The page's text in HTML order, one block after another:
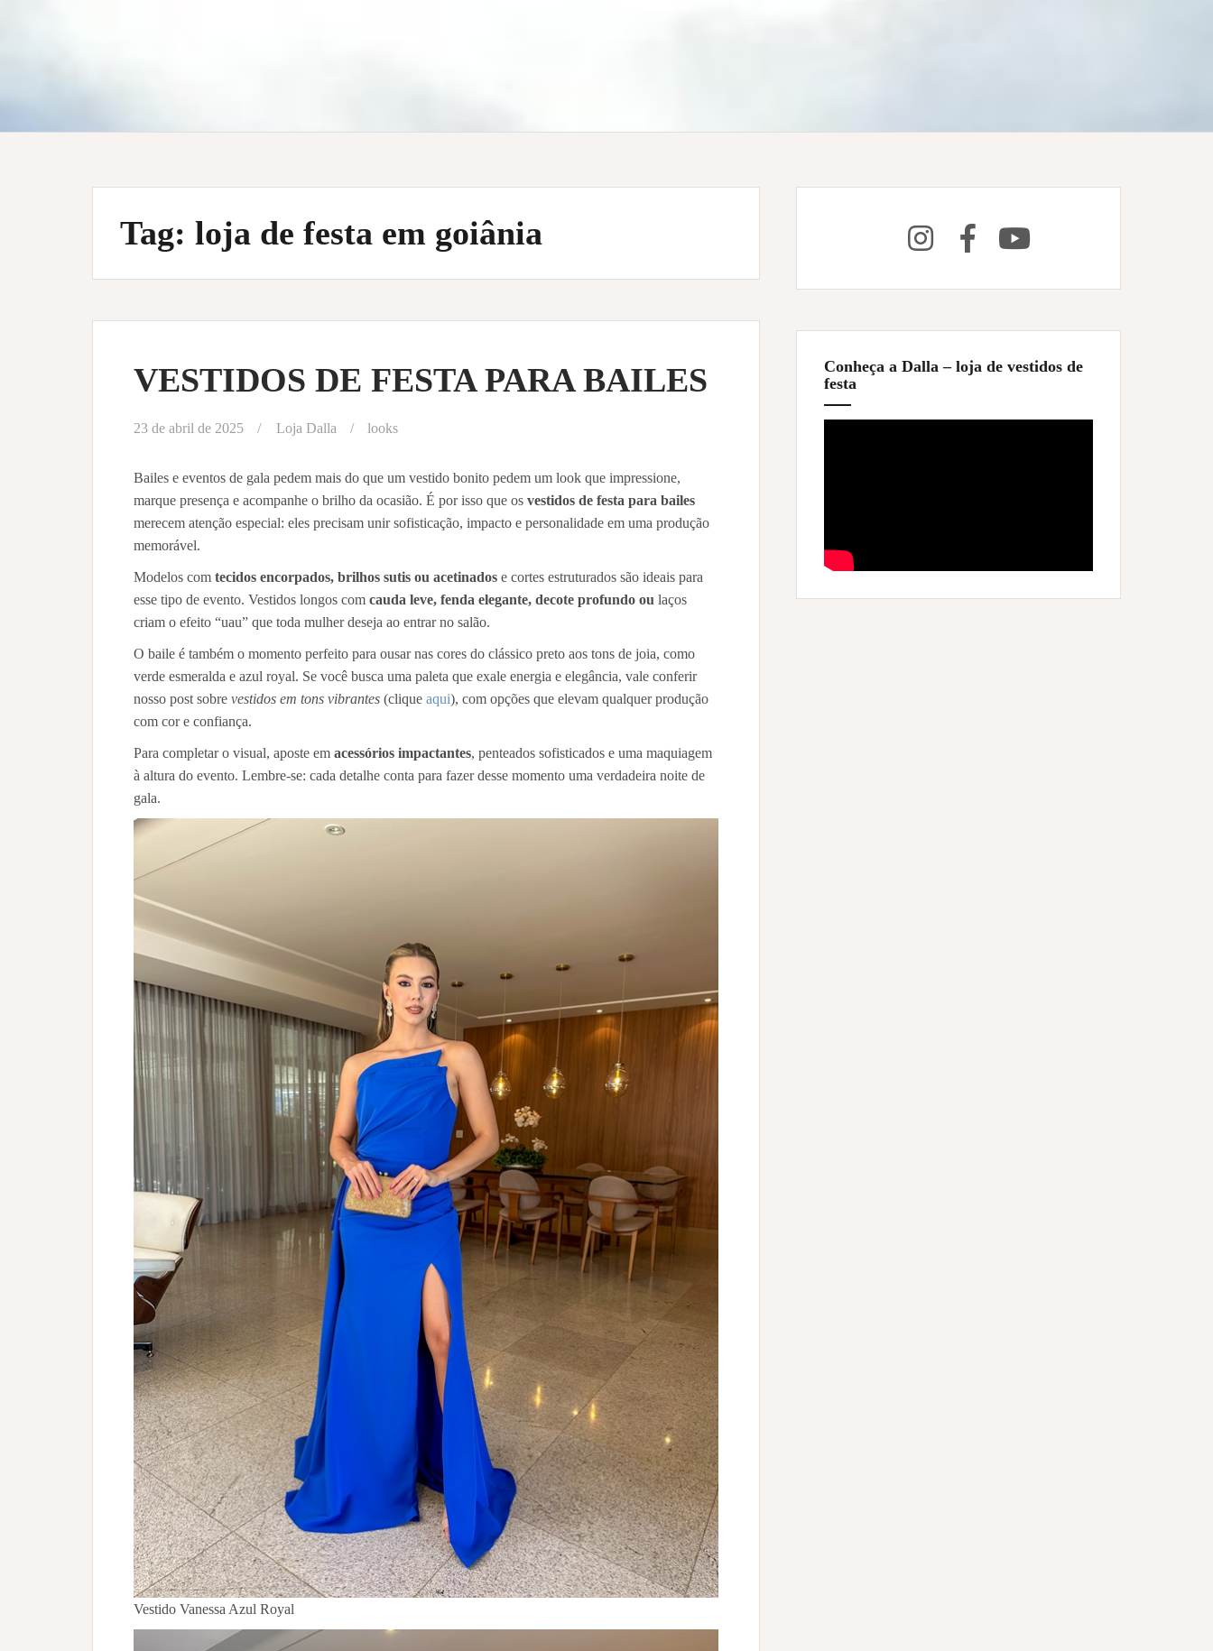
Tag: loja de festa em goiânia
VESTIDOS DE FESTA PARA BAILES
23 de abril de 2025 Loja Dalla looks
Bailes e eventos de gala pedem mais do que um vestido bonito pedem um look que impressione,
marque presença e acompanhe o brilho da ocasião. É por isso que os vestidos de festa para bailes
merecem atenção especial: eles precisam unir sofisticação, impacto e personalidade em uma produção
memorável.
Modelos com tecidos encorpados, brilhos sutis ou acetinados e cortes estruturados são ideais para
esse tipo de evento. Vestidos longos com cauda leve, fenda elegante, decote profundo ou laços
criam o efeito “uau” que toda mulher deseja ao entrar no salão.
O baile é também o momento perfeito para ousar nas cores do clássico preto aos tons de joia, como
verde esmeralda e azul royal. Se você busca uma paleta que exale energia e elegância, vale conferir
nosso post sobre vestidos em tons vibrantes (clique aqui), com opções que elevam qualquer produção
com cor e confiança.
Para completar o visual, aposte em acessórios impactantes, penteados sofisticados e uma maquiagem
à altura do evento. Lembre-se: cada detalhe conta para fazer desse momento uma verdadeira noite de
gala.
Vestido Vanessa Azul Royal
Conheça a Dalla – loja de vestidos de
festa